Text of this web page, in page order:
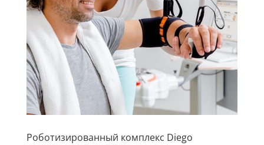
Роботизированный комплекс Diego